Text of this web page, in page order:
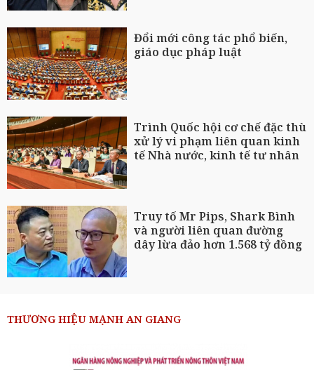
Đổi mới công tác phổ biến,
giáo dục pháp luật
Trình Quốc hội cơ chế đặc thù
xử lý vi phạm liên quan kinh
tế Nhà nước, kinh tế tư nhân
Truy tố Mr Pips, Shark Bình
và người liên quan đường
dây lừa đảo hơn 1.568 tỷ đồng
THƯƠNG HIỆU MẠNH AN GIANG